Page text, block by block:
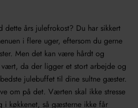
års julefrokost? Du har sikkert
i flere uger, eftersom du gerne
Men det kan være hårdt og
da der ligger et stort arbejde og
julebuffet til dine sultne gæster.
om på det. Værten skal ikke stresse
i køkkenet, så gæsterne ikke får